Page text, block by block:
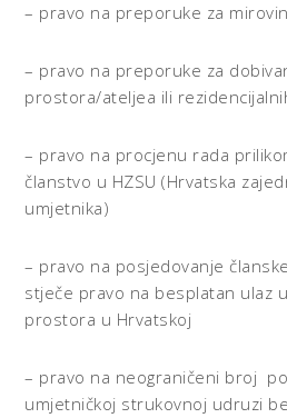
– pravo na preporuke za
– pravo na preporuke za
prostora/ateljea ili
– pravo na procjenu rada
članstvo u HZSU (Hrvatska
umjetnika)
– pravo na posjedovanje
stječe pravo na besplatan ulaz
prostora u Hrvatskoj
– pravo na neograničeni broj
umjetničkoj strukovnoj udruzi